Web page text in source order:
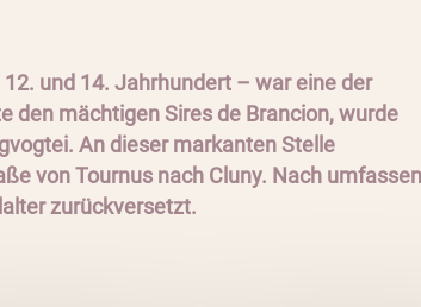
und 14. Jahrhundert – war eine der
den mächtigen Sires de Brancion, wurde
An dieser markanten Stelle
von Tournus nach Cluny. Nach
zurückversetzt.